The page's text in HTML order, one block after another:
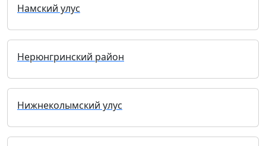
Намский улус
Нерюнгринский район
Нижнеколымский улус